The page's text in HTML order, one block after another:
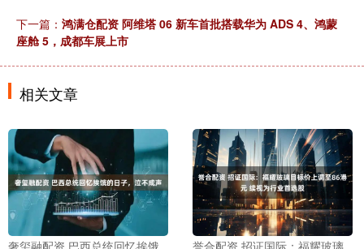
下一篇： 鸿满仓配资 阿维塔 06 新车首批搭载华为 ADS 4、鸿蒙
座舱 5，成都车展上市
相关文章
奢玺融配资 巴西总统回忆挨饿
誉合配资 招证国际：福耀玻璃